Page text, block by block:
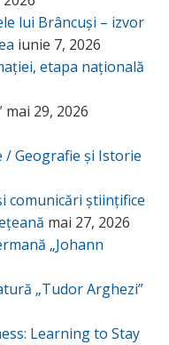
lui Brâncuși – izvor
iunie 7, 2026
etapa națională
mai 29, 2026
/ Geografie și Istorie
comunicări științifice
mai 27, 2026
„Johann
„Tudor Arghezi”
Learning to Stay